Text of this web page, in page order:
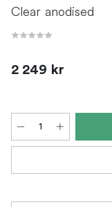
Clear anodised
2 249 kr